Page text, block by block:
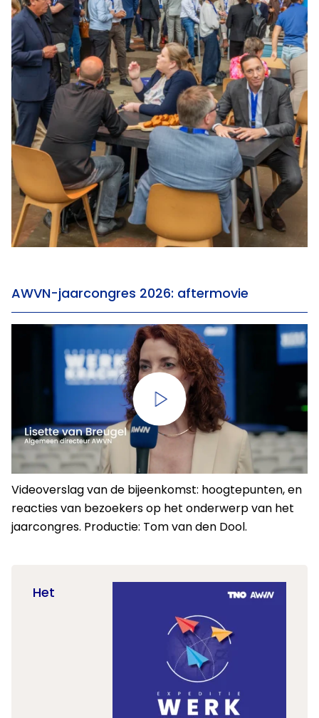
AWVN-jaarcongres 2026: aftermovie
Videoverslag van de bijeenkomst: hoogtepunten, en
reacties van bezoekers op het onderwerp van het
jaarcongres. Productie: Tom van den Dool.
Het